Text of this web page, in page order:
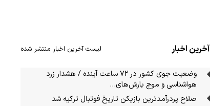
آخرین اخبار لیست آخرین اخبار منتشر شده
وضعیت جوی کشور در ۷۲ ساعت آینده / هشدار زرد
هواشناسی و موج بارش‌های…
صلاح پردرآمدترین بازیکن تاریخ فوتبال ترکیه شد